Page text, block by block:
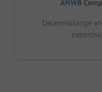
ANWB
Decennialange
expertise